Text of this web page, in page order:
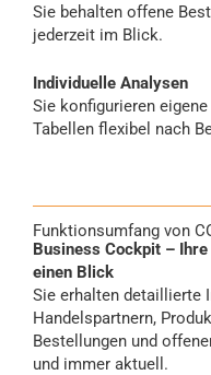
Sie behalten offene
jederzeit im Blick.
Individuelle Analysen
Sie konfigurieren
Tabellen flexibel nach
Funktionsumfang von
Business Cockpit –
einen Blick
Sie erhalten detaillierte
Handelspartnern,
Bestellungen und
und immer aktuell.